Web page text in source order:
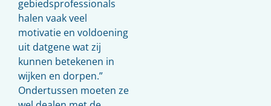
gebiedsprofessionals
halen vaak veel
motivatie en voldoening
uit datgene wat zij
kunnen betekenen in
wijken en dorpen.”
Ondertussen moeten ze